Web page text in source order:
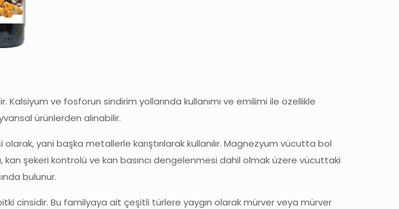
ve fosforun sindirim yollarında kullanımı ve emilimi ile özellikle
ürünlerden alınabilir.
yani başka metallerle karıştırılarak kullanılır. Magnezyum vücutta bol
şekeri kontrolü ve kan basıncı dengelenmesi dahil olmak üzere vücuttaki
bulunur.
cinsidir. Bu familyaya ait çeşitli türlere yaygın olarak mürver veya mürver